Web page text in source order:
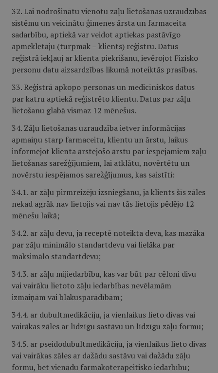
32. Lai nodrošinātu vienotu zāļu lietošanas uzraudzības
sistēmu un veicinātu ģimenes ārsta un farmaceita
sadarbību, aptiekā var veidot aptiekas pastāvīgo
apmeklētāju (turpmāk – klients) reģistru. Datus
reģistrā iekļauj ar klienta piekrišanu, ievērojot Fizisko
personu datu aizsardzības likumā noteiktās prasības.
33. Reģistrā apkopo personas un medicīniskos datus
par katru aptiekā reģistrēto klientu. Datus par zāļu
lietošanu glabā vismaz 12 mēnešus.
34. Zāļu lietošanas uzraudzība ietver informācijas
apmaiņu starp farmaceitu, klientu un ārstu, laikus
informējot klienta ārstējošo ārstu par iespējamiem zāļu
lietošanas sarežģījumiem, lai atklātu, novērtētu un
novērstu iespējamos sarežģījumus, kas saistīti:
34.1. ar zāļu pirmreizēju izsniegšanu, ja klients šīs zāles
nekad agrāk nav lietojis vai nav tās lietojis pēdējo 12
mēnešu laikā;
34.2. ar zāļu devu, ja receptē noteikta deva, kas mazāka
par zāļu minimālo standartdevu vai lielāka par
maksimālo standartdevu;
34.3. ar zāļu mijiedarbību, kas var būt par cēloni divu
vai vairāku lietoto zāļu iedarbības nevēlamām
izmaiņām vai blakusparādībām;
34.4. ar dubultmedikāciju, ja vienlaikus lieto divas vai
vairākas zāles ar līdzīgu sastāvu un līdzīgu zāļu formu;
34.5. ar pseidodubultmedikāciju, ja vienlaikus lieto divas
vai vairākas zāles ar dažādu sastāvu vai dažādu zāļu
formu, bet vienādu farmakoterapeitisko iedarbību;